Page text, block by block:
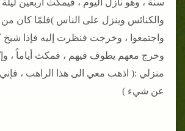
سنة ، وهو نازل اليوم ، فيمكث أربعين ليلة
والكنائس وينزل على الناس )فلمّا كان من
واجتمعوا ، وخرجت فنظرت إليه فإذا شيخ
وخرج معهم يطوف فيهم ، فمكث أياماً ،
منزلي :( اذهب معي الى هذا الراهب ، فإني
عن شيء )